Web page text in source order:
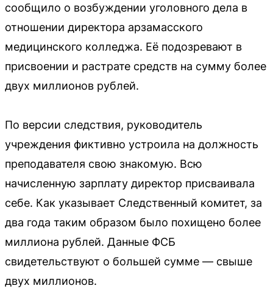
сообщило о возбуждении уголовного дела в
отношении директора арзамасского
медицинского колледжа. Её подозревают в
присвоении и растрате средств на сумму более
двух миллионов рублей.
По версии следствия, руководитель
учреждения фиктивно устроила на должность
преподавателя свою знакомую. Всю
начисленную зарплату директор присваивала
себе. Как указывает Следственный комитет, за
два года таким образом было похищено более
миллиона рублей. Данные ФСБ
свидетельствуют о большей сумме — свыше
двух миллионов.